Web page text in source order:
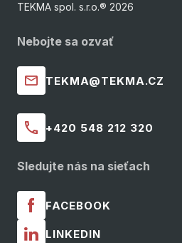
TEKMA spol. s.r.o.® 2026
Nebojte sa ozvať
TEKMA@TEKMA.CZ
+420 548 212 320
Sledujte nás na sieťach
FACEBOOK
LINKEDIN